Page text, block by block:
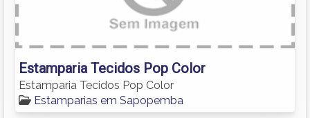
Estamparia Tecidos Pop Color
Estamparia Tecidos Pop Color
Estamparias em Sapopemba